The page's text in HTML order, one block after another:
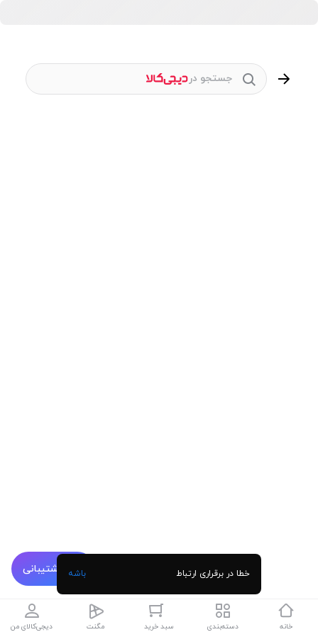
پشتیبانی
جستجو در
خانه دسته‌بندی سبد خرید مگنت دیجی‌کالای من
خطا در برقراری ارتباط باشه